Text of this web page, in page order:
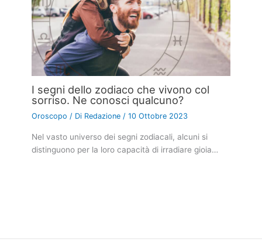
I segni dello zodiaco che vivono col
sorriso. Ne conosci qualcuno?
Oroscopo / Di Redazione /10 Ottobre 2023
Nel vasto universo dei segni zodiacali, alcuni si
distinguono per la loro capacità di irradiare gioia…